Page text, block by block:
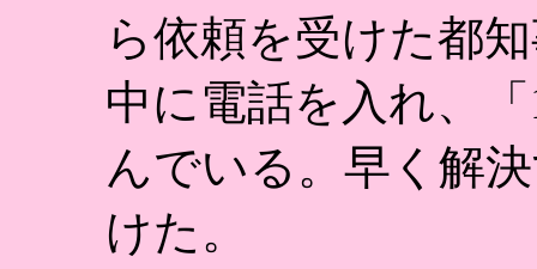
ら依頼を受けた都
中に電話を入れ、
んでいる。早く解
けた。